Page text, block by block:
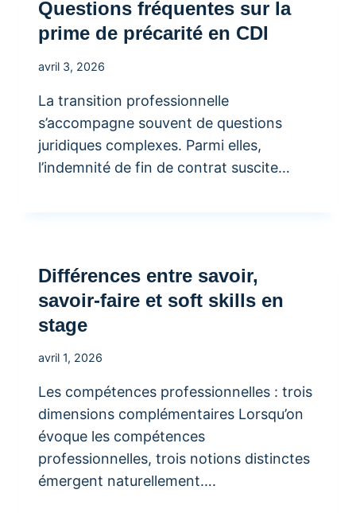
Questions fréquentes sur la
prime de précarité en CDI
avril 3, 2026
La transition professionnelle
s’accompagne souvent de questions
juridiques complexes. Parmi elles,
l’indemnité de fin de contrat suscite…
Différences entre savoir,
savoir-faire et soft skills en
stage
avril 1, 2026
Les compétences professionnelles : trois
dimensions complémentaires Lorsqu’on
évoque les compétences
professionnelles, trois notions distinctes
émergent naturellement….